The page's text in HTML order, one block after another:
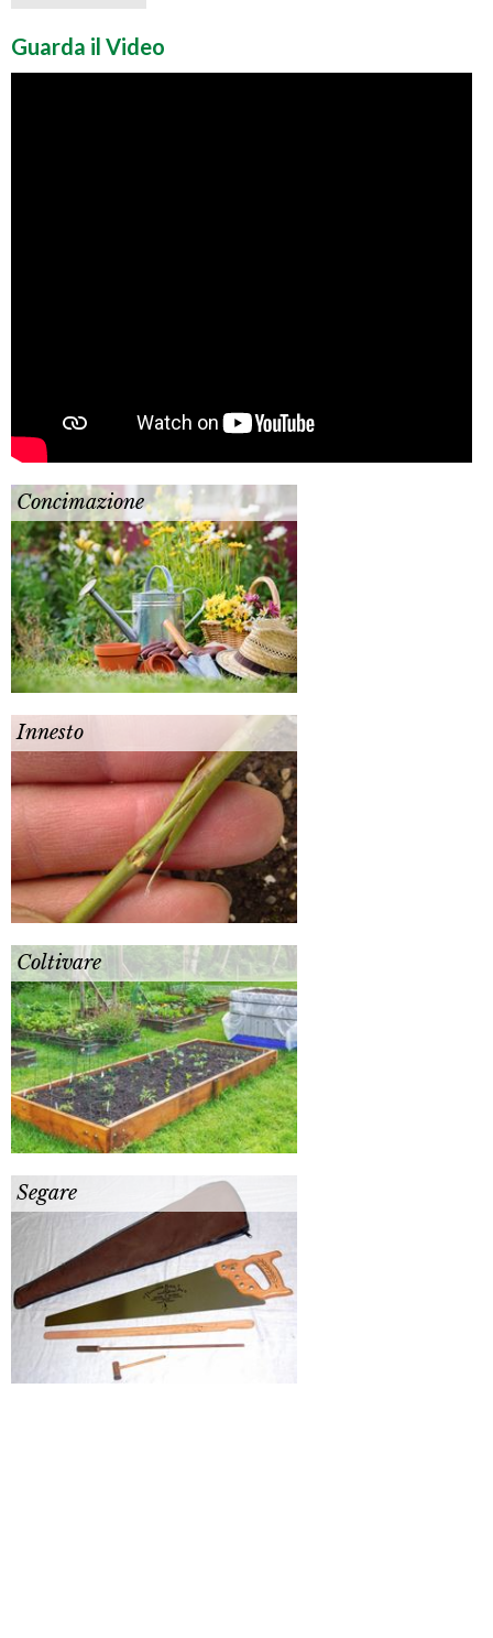
Guarda il Video
Concimazione
Innesto
Coltivare
Segare